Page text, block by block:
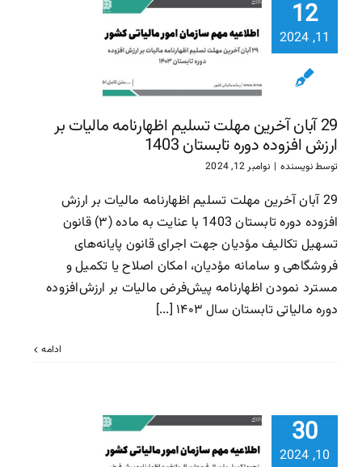
12
11, 2024
سازمان امور مالیاتی29 آبان آخرین مهلت تسلیم اظهارنامه مالیات بر
ارزش افزوده دوره تابستان 1403
توسطنویسنده | نوامبر 12, 2024
29 آبان آخرین مهلت تسلیم اظهارنامه مالیات بر ارزش
افزوده دوره تابستان 1403 با عنایت به ماده (۳) قانون
تسهیل تکالیف مؤدیان جهت اجرای قانون پایانه‌های
فروشگاهی و سامانه مؤدیان، امکان اصلاح یا تکمیل و
مسترد نمودن اظهارنامه پیش‌فرض مالیات بر ارزش‌افزوده
دوره مالیاتی تابستان سال ۱۴۰۳ [...]
ادامه
30
10, 2024